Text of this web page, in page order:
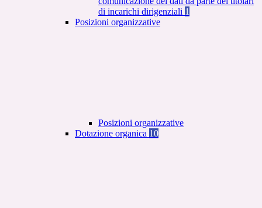
di incarichi dirigenziali 1
Posizioni organizzative
Posizioni organizzative
Dotazione organica 10